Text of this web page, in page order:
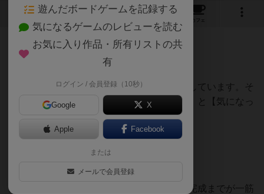
14 3 34
カフェ
180名 5名 0 12ヶ月前
様々なボードゲームのレビュー記事を掲載しています。そ
の中から【おすすめ・魅力・良いポイント】と【気になっ
た点】をまとめました。
【おすすめ・魅力・良いポイント】
ルールは簡単でブロックを積むだけ。でも完成までが一筋
遊んだボードゲームを記録する
気になるゲームのレビューを読む
お気に入り作品・所有リストの共
有
ログイン / 会員登録（10秒）
Google X
Apple Facebook
または
メールで会員登録